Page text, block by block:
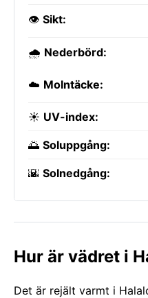
👁️ Sikt:
🌧️ Nederbörd:
☁️ Molntäcke:
☀️ UV-index:
🌅 Soluppgång:
🌇 Solnedgång:
Hur är vädret i
Det är rejält varmt i